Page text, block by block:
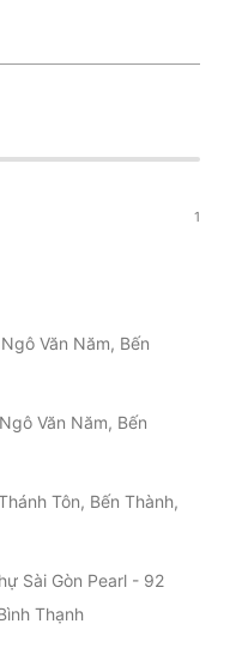
1
Văn Năm, Bến
Văn Năm, Bến
Tôn, Bến Thành,
Sài Gòn Pearl - 92
Thạnh